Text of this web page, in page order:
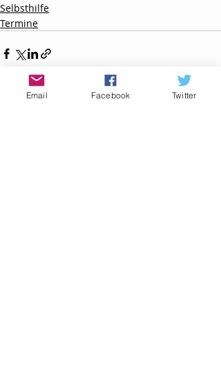
Selbsthilfe
Termine
Email Facebook Twitter